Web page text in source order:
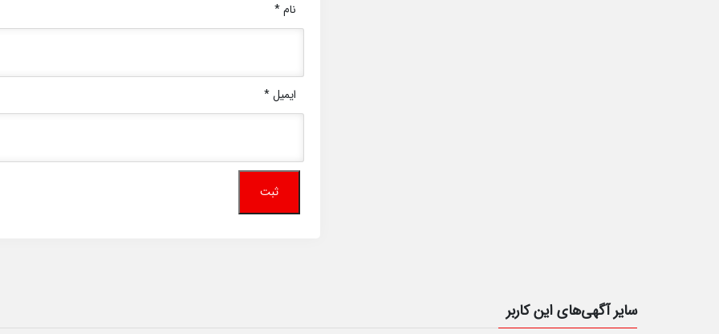
نام*
ایمیل*
سایر آگهی‌های این کاربر